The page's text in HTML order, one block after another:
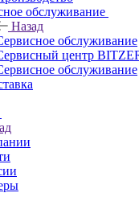
обслуживание
Назад
обслуживание
центр
обслуживание